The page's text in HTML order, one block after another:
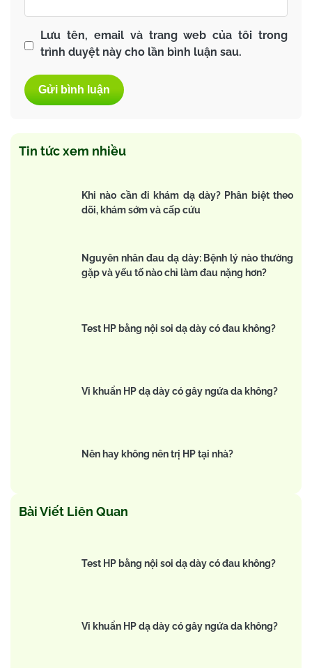
Lưu tên, email và trang web của tôi trong
trình duyệt này cho lần bình luận sau.
Tin tức xem nhiều
Khi nào cần đi khám dạ dày? Phân biệt theo
dõi, khám sớm và cấp cứu
Nguyên nhân đau dạ dày: Bệnh lý nào thường
gặp và yếu tố nào chỉ làm đau nặng hơn?
Test HP bằng nội soi dạ dày có đau không?
Vi khuẩn HP dạ dày có gây ngứa da không?
Nên hay không nên trị HP tại nhà?
Bài Viết Liên Quan
Test HP bằng nội soi dạ dày có đau không?
Vi khuẩn HP dạ dày có gây ngứa da không?